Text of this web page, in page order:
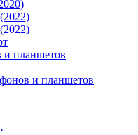
и планшетов
и планшетов